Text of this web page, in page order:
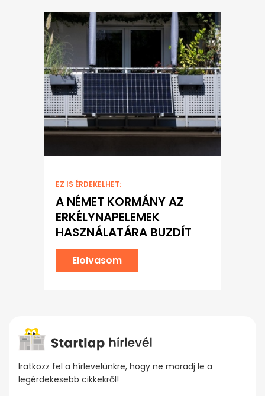
EZ IS ÉRDEKELHET:
A NÉMET KORMÁNY AZ
ERKÉLYNAPELEMEK
HASZNÁLATÁRA BUZDÍT
Elolvasom
Iratkozz fel a hírlevelünkre, hogy ne maradj le a
legérdekesebb cikkekről!